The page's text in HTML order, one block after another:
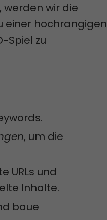
wir die
einer hochrangigen
Spiel zu
, um die
URLs und
Inhalte.
baue